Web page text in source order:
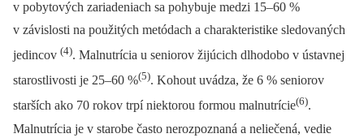
v pobytových zariadeniach sa pohybuje medzi 15–60 %
v závislosti na použitých metódach a charakteristike sledovaných
jedincov (4). Malnutrícia u seniorov žijúcich dlhodobo v ústavnej
starostlivosti je 25–60 %(5). Kohout uvádza, že 6 % seniorov
starších ako 70 rokov trpí niektorou formou malnutrície(6).
Malnutrícia je v starobe často nerozpoznaná a neliečená, vedie